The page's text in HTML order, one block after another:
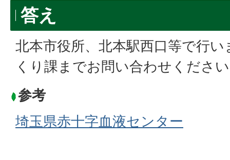
答え
北本市役所、北本駅西口等で行
くり課までお問い合わせくださ
参考
埼玉県赤十字血液センター